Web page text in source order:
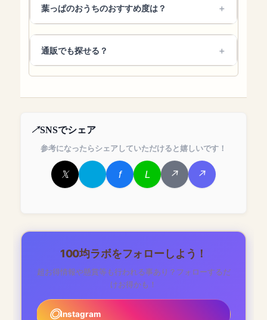
葉っぱのおうちのおすすめ度は？
通販でも探せる？
SNSでシェア
参考になったらシェアしていただけると嬉しいです！
100均ラボをフォローしよう！
超お得情報や懸賞等も行われる事あり？フォローするだ
けお得かも！
Instagram